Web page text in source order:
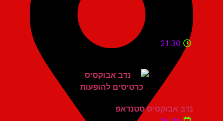
21:30
נדב אבוקסיס סטנדאפ